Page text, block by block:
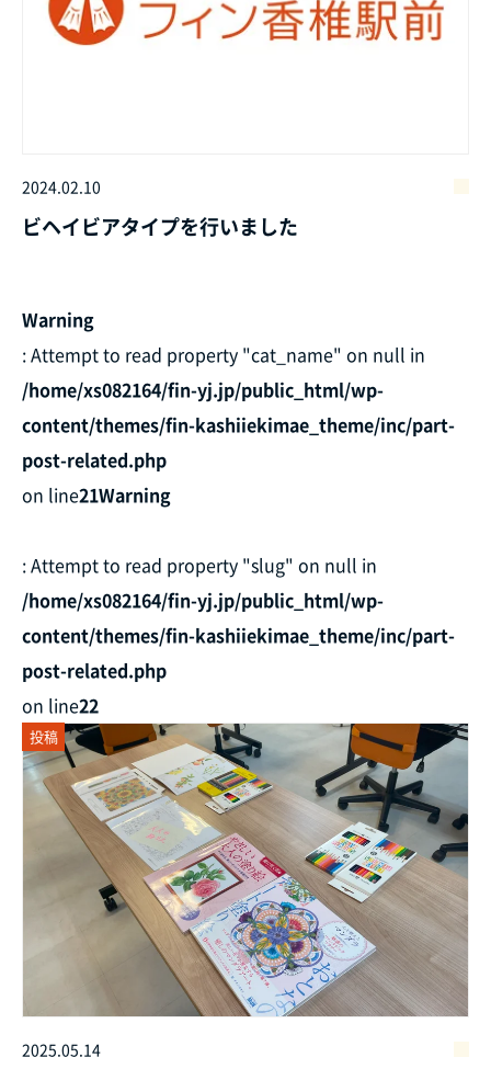
2024.02.10
ビヘイビアタイプを行いました
Warning
: Attempt to read property "cat_name" on null in
/home/xs082164/fin-yj.jp/public_html/wp-
content/themes/fin-kashiiekimae_theme/inc/part-
post-related.php
on line21Warning
: Attempt to read property "slug" on null in
/home/xs082164/fin-yj.jp/public_html/wp-
content/themes/fin-kashiiekimae_theme/inc/part-
post-related.php
on line22
投稿
2025.05.14